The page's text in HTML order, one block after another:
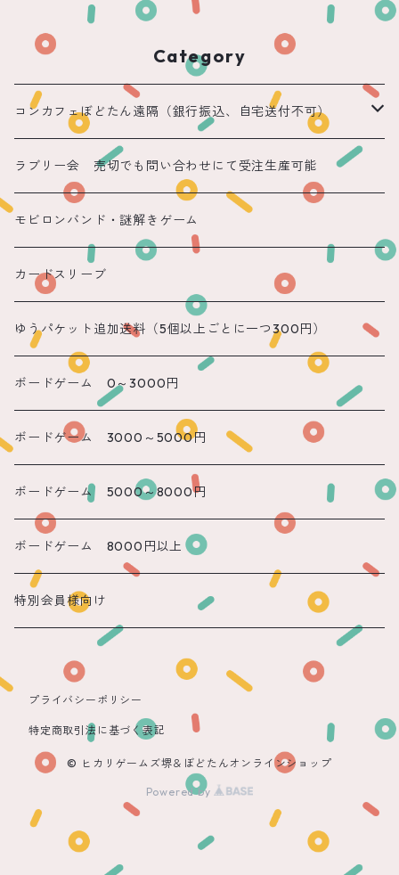
Category
コンカフェぼどたん遠隔（銀行振込、自宅送付不可）
遠隔 ちほまる
遠隔 ねこ
遠隔 あまね
遠隔 りん
遠隔 のん
遠隔 かのん
遠隔 もね
ラブリー会 売切でも問い合わせにて受注生産可能
モビロンバンド・謎解きゲーム
カードスリーブ
ゆうパケット追加送料（5個以上ごとに一つ300円）
ボードゲーム 0～3000円
ボードゲーム 3000～5000円
ボードゲーム 5000～8000円
ボードゲーム 8000円以上
特別会員様向け
プライバシーポリシー
特定商取引法に基づく表記
© ヒカリゲームズ堺＆ぼどたんオンラインショップ
Powered by